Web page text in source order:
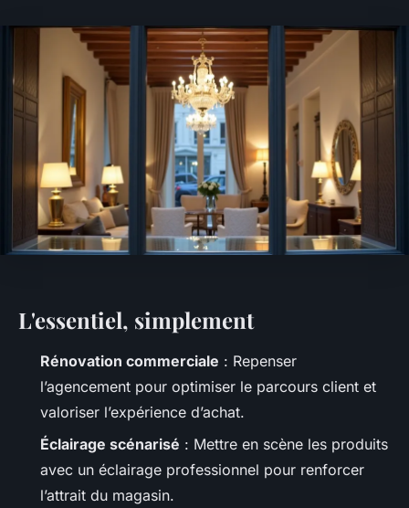
L'essentiel, simplement
Rénovation commerciale : Repenser
l’agencement pour optimiser le parcours client et
valoriser l’expérience d’achat.
Éclairage scénarisé : Mettre en scène les produits
avec un éclairage professionnel pour renforcer
l’attrait du magasin.